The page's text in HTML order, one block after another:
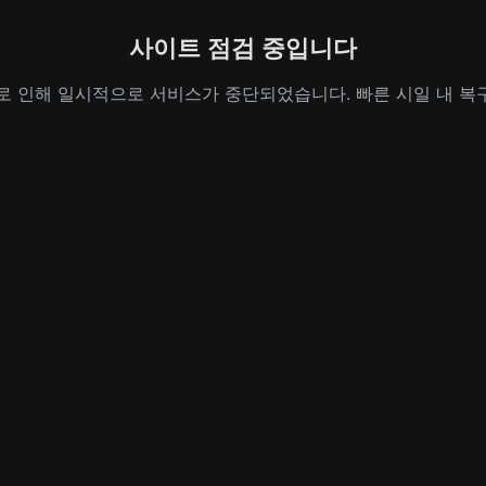
사이트 점검 중입니다
인해 일시적으로 서비스가 중단되었습니다. 빠른 시일 내 복